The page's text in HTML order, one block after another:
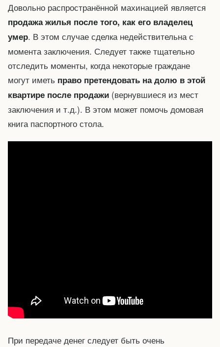
Довольно распространённой махинацией является
продажа жилья после того, как его владелец
умер. В этом случае сделка недействительна с
момента заключения. Следует также тщательно
отследить моменты, когда некоторые граждане
могут иметь право претендовать на долю в этой
квартире после продажи (вернувшиеся из мест
заключения и т.д.). В этом может помочь домовая
книга паспортного стола.
При передаче денег следует быть очень